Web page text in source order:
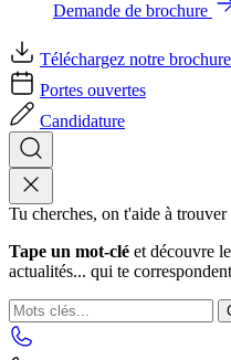
Demande de brochure
Téléchargez notre brochure
Portes ouvertes
Candidature
Tu cherches, on t'aide à trouver
Tape un mot-clé et découvre
actualités... qui te